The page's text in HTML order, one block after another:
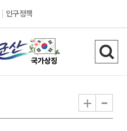
인구정책
검
색
기
+ -